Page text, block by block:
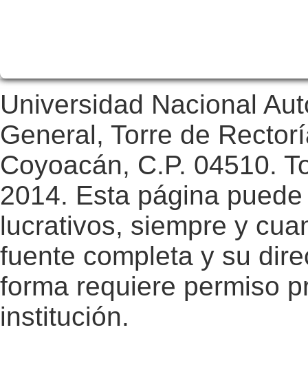
Universidad Nacional
General, Torre de
Coyoacán, C.P. 04510.
2014. Esta página
lucrativos, siempre y
fuente completa y su
forma requiere permiso
institución.